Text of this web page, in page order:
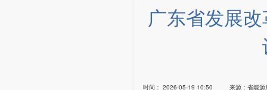
广东省发展
时间： 2026-05-19 10:50 来源： 省能源